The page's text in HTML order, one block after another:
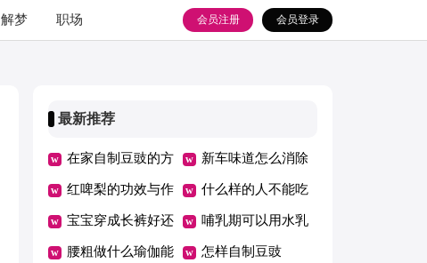
解梦 职场 会员登录
会员注册
最新推荐
在家自制豆豉的方
法
新车味道怎么消除
红啤梨的功效与作
用及营养价值
什么样的人不能吃
西米
宝宝穿成长裤好还
是纸尿裤好
哺乳期可以用水乳
吗
腰粗做什么瑜伽能 怎样自制豆豉